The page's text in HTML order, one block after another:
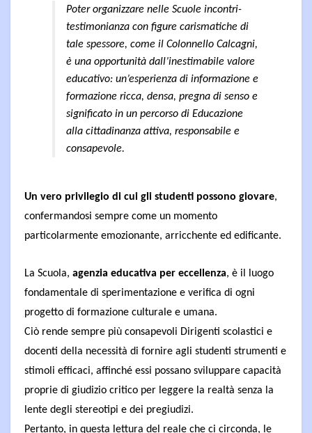
Poter organizzare nelle Scuole incontri-
testimonianza con figure carismatiche di
tale spessore, come il Colonnello Calcagni,
è una opportunità dall’inestimabile valore
educativo: un’esperienza di informazione e
formazione ricca, densa, pregna di senso e
significato in un percorso di Educazione
alla cittadinanza attiva, responsabile e
consapevole.
Un vero privilegio di cui gli studenti possono giovare,
confermandosi sempre come un momento
particolarmente emozionante, arricchente ed edificante.
La Scuola, agenzia educativa per eccellenza, è il luogo
fondamentale di sperimentazione e verifica di ogni
progetto di formazione culturale e umana.
Ciò rende sempre più consapevoli Dirigenti scolastici e
docenti della necessità di fornire agli studenti strumenti e
stimoli efficaci, affinché essi possano sviluppare capacità
proprie di giudizio critico per leggere la realtà senza la
lente degli stereotipi e dei pregiudizi.
Pertanto, in questa lettura del reale che ci circonda, le